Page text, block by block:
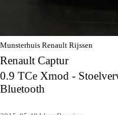
Munsterhuis Renault Rijssen
Renault Captur
0.9 TCe Xmod -
Bluetooth